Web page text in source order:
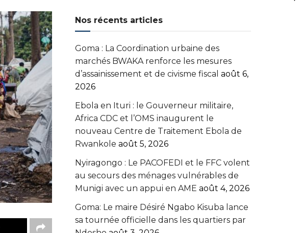
Nos récents articles
Goma : La Coordination urbaine des
marchés BWAKA renforce les mesures
d’assainissement et de civisme fiscal août 6,
2026
Ebola en Ituri : le Gouverneur militaire,
Africa CDC et l’OMS inaugurent le
nouveau Centre de Traitement Ebola de
Rwankole août 5, 2026
‎Nyiragongo : Le PACOFEDI et le FFC volent
au secours des ménages vulnérables de
Munigi avec un appui en AME‎‎ août 4, 2026
Goma: Le maire Désiré Ngabo Kisuba lance
sa tournée officielle dans les quartiers par